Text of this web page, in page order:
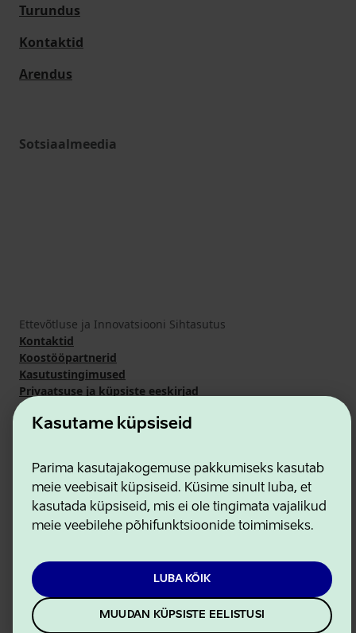
Kasutame küpsiseid
Parima kasutajakogemuse pakkumiseks kasutab
meie veebisait küpsiseid. Küsime sinult luba, et
kasutada küpsiseid, mis ei ole tingimata vajalikud
meie veebilehe põhifunktsioonide toimimiseks.
LUBA KÕIK
MUUDAN KÜPSISTE EELISTUSI
Turundus
Kontaktid
Arendus
Sotsiaalmeedia
Ettevõtluse ja Innovatsiooni Sihtasutus
Kontaktid
Koostööpartnerid
Kasutustingimused
Privaatsuse ja küpsiste eeskirjad